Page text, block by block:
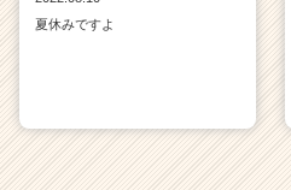
夏休みですよ